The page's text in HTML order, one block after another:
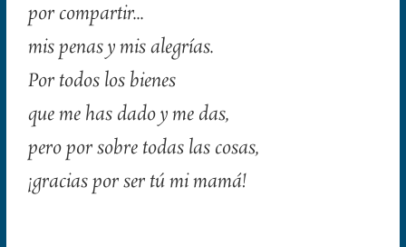
por compartir…
mis penas y mis alegrías.
Por todos los bienes
que me has dado y me das,
pero por sobre todas las cosas,
¡gracias por ser tú mi mamá!